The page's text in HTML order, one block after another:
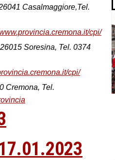
Casalmaggiore,Tel.
cpi/
Soresina, Tel. 0374
cpi/
Cremona, Tel.